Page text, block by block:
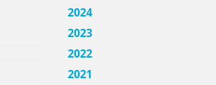
2024
2023
2022
2021